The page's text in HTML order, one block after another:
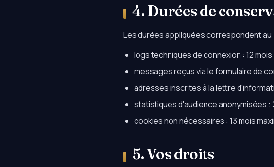
4. Durées de
Les durées appliquées correspondent au
logs techniques de connexion : 12 mois
messages reçus via le formulaire de
adresses inscrites à la lettre
statistiques d'audience anonymisées :
cookies non nécessaires : 13 mois
5. Vos droits